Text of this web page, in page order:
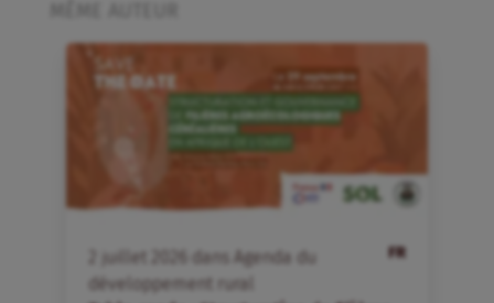
FR
juillet dans
Agenda du
développement rural